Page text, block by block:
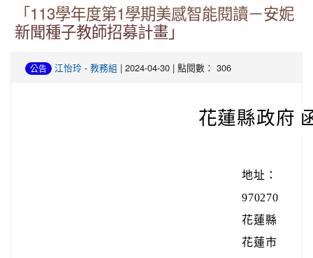
「113學年度第1學期美感智能閱讀－安妮
新聞種子教師招募計畫」
公告 江怡玲 - 教務組 | 2024-04-30 | 點閱數： 306
花蓮縣政府
地址：
970270
花蓮縣
花蓮市